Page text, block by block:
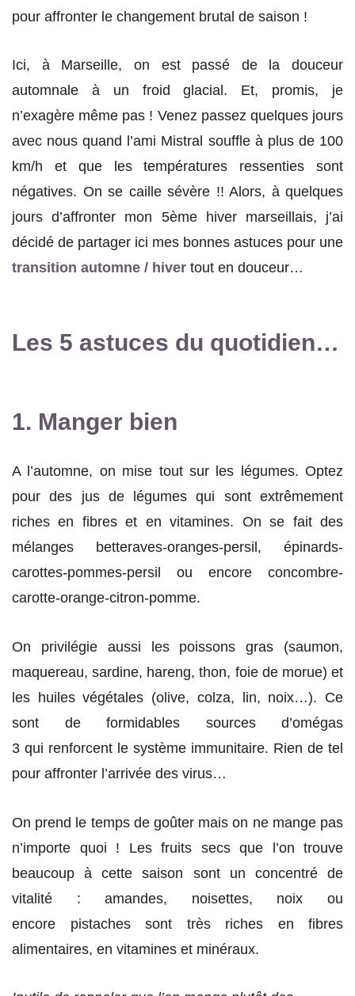
pour affronter le changement brutal de saison !
Ici, à Marseille, on est passé de la douceur
automnale à un froid glacial. Et, promis, je
n’exagère même pas ! Venez passez quelques jours
avec nous quand l’ami Mistral souffle à plus de 100
km/h et que les températures ressenties sont
négatives. On se caille sévère !! Alors, à quelques
jours d’affronter mon 5ème hiver marseillais, j’ai
décidé de partager ici mes bonnes astuces pour une
transition automne / hiver tout en douceur…
Les 5 astuces du quotidien…
1. Manger bien
A l’automne, on mise tout sur les légumes. Optez
pour des jus de légumes qui sont extrêmement
riches en fibres et en vitamines. On se fait des
mélanges betteraves-oranges-persil, épinards-
carottes-pommes-persil ou encore concombre-
carotte-orange-citron-pomme.
On privilégie aussi les poissons gras (saumon,
maquereau, sardine, hareng, thon, foie de morue) et
les huiles végétales (olive, colza, lin, noix…). Ce
sont de formidables sources d’omégas
3 qui renforcent le système immunitaire. Rien de tel
pour affronter l’arrivée des virus…
On prend le temps de goûter mais on ne mange pas
n’importe quoi ! Les fruits secs que l’on trouve
beaucoup à cette saison sont un concentré de
vitalité : amandes, noisettes, noix ou
encore pistaches sont très riches en fibres
alimentaires, en vitamines et minéraux.